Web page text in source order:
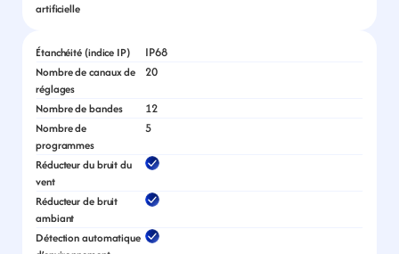
artificielle
Étanchéité (indice IP) IP68
Nombre de canaux de
réglages
20
Nombre de bandes 12
Nombre de
programmes
5
Réducteur du bruit du
vent
Réducteur de bruit
ambiant
Détection automatique